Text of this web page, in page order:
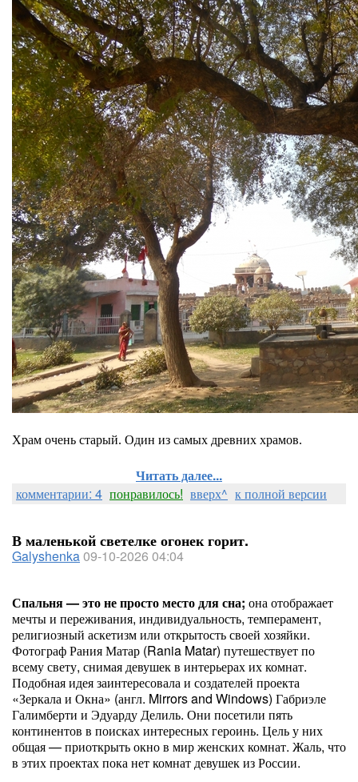
Храм очень старый. Один из самых древних храмов.
Читать далее...
комментарии: 4 понравилось! вверх^ к полной версии
В маленькой светелке огонек горит.
Galyshenka09-10-2026 04:04
Спальня — это не просто место для сна; она отображает
мечты и переживания, индивидуальность, темперамент,
религиозный аскетизм или открытость своей хозяйки.
Фотограф Рания Матар (Rania Matar) путешествует по
всему свету, снимая девушек в интерьерах их комнат.
Подобная идея заинтересовала и создателей проекта
«Зеркала и Окна» (англ. Mirrors and Windows) Габриэле
Галимберти и Эдуарду Делиль. Они посетили пять
континентов в поисках интересных героинь. Цель у них
общая — приоткрыть окно в мир женских комнат. Жаль, что
в этих проектах пока нет комнат девушек из России.